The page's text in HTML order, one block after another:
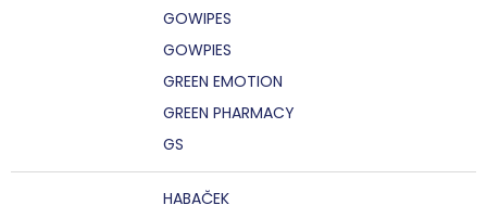
GOWIPES
GOWPIES
GREEN EMOTION
GREEN PHARMACY
GS
HABAČEK